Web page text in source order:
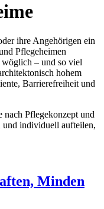
ihre Angehörigen ein
Pflegeheimen
wöglich – und so viel
hohem
Barrierefreiheit und
nach Pflegekonzept und
und individuell aufteilen,
Minden